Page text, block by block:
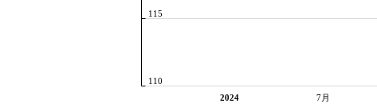
2024 7月
110
115